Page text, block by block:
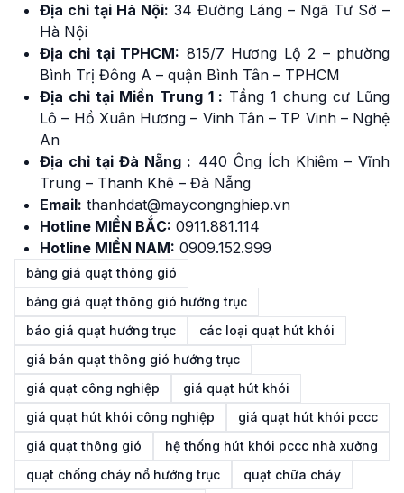
Địa chỉ tại Hà Nội: 34 Đường Láng – Ngã Tư Sở –
Hà Nội
Địa chỉ tại TPHCM: 815/7 Hương Lộ 2 – phường
Bình Trị Đông A – quận Bình Tân – TPHCM
Địa chỉ tại Miền Trung 1 : Tầng 1 chung cư Lũng
Lô – Hồ Xuân Hương – Vinh Tân – TP Vinh – Nghệ
An
Địa chỉ tại Đà Nẵng : 440 Ông Ích Khiêm – Vĩnh
Trung – Thanh Khê – Đà Nẵng
Email: thanhdat@maycongnghiep.vn
Hotline MIỀN BẮC: 0911.881.114
Hotline MIỀN NAM: 0909.152.999
bảng giá quạt thông gió
bảng giá quạt thông gió hướng trục
báo giá quạt hướng trục
các loại quạt hút khói
giá bán quạt thông gió hướng trục
giá quạt công nghiệp
giá quạt hút khói
giá quạt hút khói công nghiệp
giá quạt hút khói pccc
giá quạt thông gió
hệ thống hút khói pccc nhà xưởng
quạt chống cháy nổ hướng trục
quạt chữa cháy